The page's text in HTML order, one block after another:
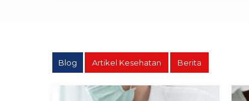
Blog Artikel Kesehatan Berita